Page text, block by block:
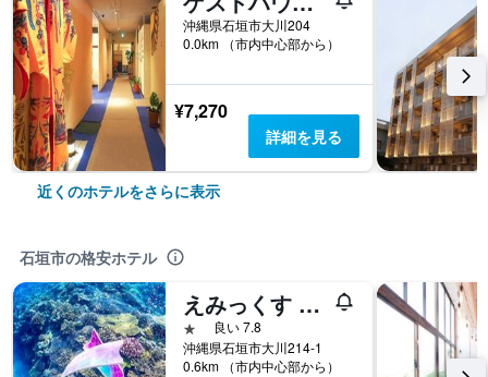
沖縄県石垣市大川204
0.0km （市内中心部から）
¥7,270
詳細を見る
近くのホテルをさらに表示
石垣市の格安ホテル
えみっくす 石垣
1つ星良い 7.8
沖縄県石垣市大川214-1
0.6km （市内中心部から）